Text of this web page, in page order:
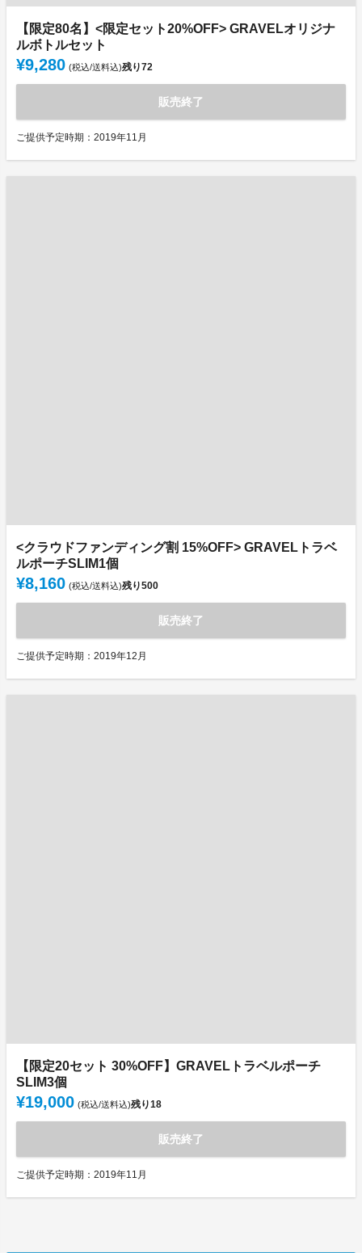
【限定80名】<限定セット20%OFF> GRAVELオリジナ
ルボトルセット
¥9,280 (税込/送料込)残り72
販売終了
ご提供予定時期：2019年11月
<クラウドファンディング割 15%OFF> GRAVELトラベ
ルポーチSLIM1個
¥8,160 (税込/送料込)残り500
販売終了
ご提供予定時期：2019年12月
【限定20セット 30%OFF】GRAVELトラベルポーチ
SLIM3個
¥19,000 (税込/送料込)残り18
販売終了
ご提供予定時期：2019年11月